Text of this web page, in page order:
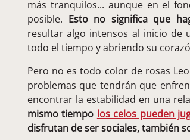
más tranquilos... aunque en el
posible. Esto no significa que
resultar algo intensos al inicio de
todo el tiempo y abriendo su
Pero no es todo color de rosas
problemas que tendrán que
encontrar la estabilidad en una
mismo tiempo los celos pueden
disfrutan de ser sociales, también